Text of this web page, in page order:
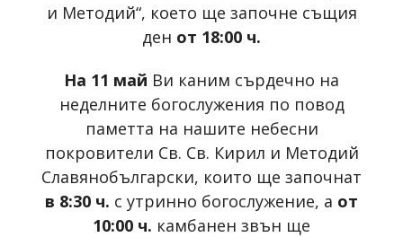
и Методий“, което ще започне същия
ден от 18:00 ч.
На 11 май Ви каним сърдечно на
неделните богослужения по повод
паметта на нашите небесни
покровители Св. Св. Кирил и Методий
Славянобългарски, които ще започнат
в 8:30 ч. с утринно богослужение, а от
10:00 ч. камбанен звън ще